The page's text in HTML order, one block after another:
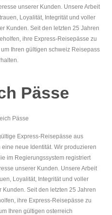
unserer Kunden. Unsere Arbeit
Loyalität, Integrität und voller
Kunden. Seit den letzten 25 Jahren
ihre Express-Reisepässe zu
Ihren gültigen schweiz Reisepass
Pässe
Pässe
Express-Reisepässe aus
neue Identität. Wir produzieren
im Regierungssystem registriert
unserer Kunden. Unsere Arbeit
Loyalität, Integrität und voller
Seit den letzten 25 Jahren
ihre Express-Reisepässe zu
Ihren gültigen osterreich